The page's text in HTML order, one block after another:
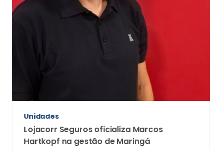
Unidades
Lojacorr Seguros oficializa Marcos
Hartkopf na gestão de Maringá